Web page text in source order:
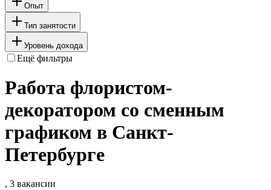
Опыт
Тип занятости
Уровень дохода
Ещё фильтры
Работа флористом-
декоратором со сменным
графиком в Санкт-
Петербурге
, 3 вакансии